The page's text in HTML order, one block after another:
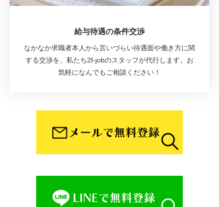
給与待遇の条件交渉
なかなか求職者本人から言いづらい待遇面や働き方に関
する交渉を、私たち2f-jobのスタッフが代行します。お
気軽になんでもご相談ください！